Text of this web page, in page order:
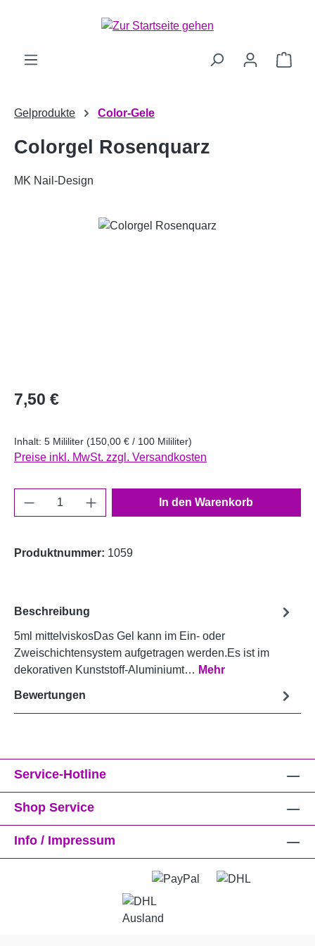
Zum Hauptinhalt springen
Gelprodukte Color-Gele
Colorgel Rosenquarz
MK Nail-Design
Bildergalerie überspringen
Regulärer Preis:
7,50 €
Inhalt: 5 Mililiter (150,00 € / 100 Mililiter)
Preise inkl. MwSt. zzgl. Versandkosten
Produkt Anzahl: Gib den gewünschten
In den Warenkorb
Produktnummer: 1059
Beschreibung
5ml mittelviskosDas Gel kann im Ein- oder
Zweischichtensystem aufgetragen werden.Es ist im
dekorativen Kunststoff-Aluminiumt… Mehr
Bewertungen
Service-Hotline
Shop Service
Info / Impressum